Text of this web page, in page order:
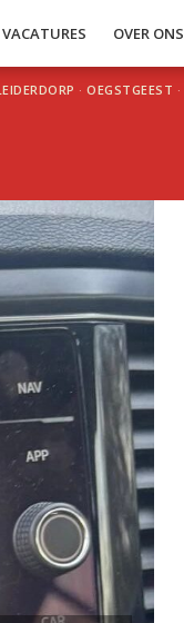
VACATURES OVER ONS
· OEGSTGEEST ·